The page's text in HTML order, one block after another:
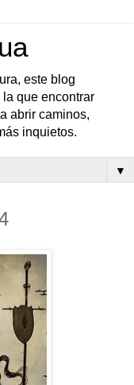
este blog
que encontrar
abrir caminos,
inquietos.
▼